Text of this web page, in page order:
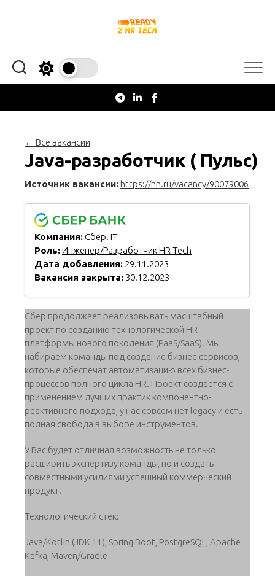
← Все вакансии
Java-разработчик ( Пульс)
Источник вакансии: https://hh.ru/vacancy/90079006
Компания: Сбер. IT
Роль:Инженер/Разработчик HR-Tech
Дата добавления: 29.11.2023
Вакансия закрыта: 30.12.2023
Cбер продолжает реализовывать масштабный
проект по созданию технологической HR-
платформы нового поколения (PaaS/SaaS). Мы
набираем команды под создание бизнес-сервисов,
которые обеспечат автоматизацию всех бизнес-
процессов полного цикла HR. Проект создается с
применением лучших практик компонентно-
реактивного подхода, у нас совсем нет legacy и есть
полная свобода в выборе инструментов.
У Вас будет отличная возможность не только
расширить экспертизу команды, но и создать
совместными усилиями успешный коммерческий
продукт.
Технологический стек:
Java/Kotlin (JDK 11), Spring Boot, PostgreSQL, Apache
Kafka, Maven/Gradle